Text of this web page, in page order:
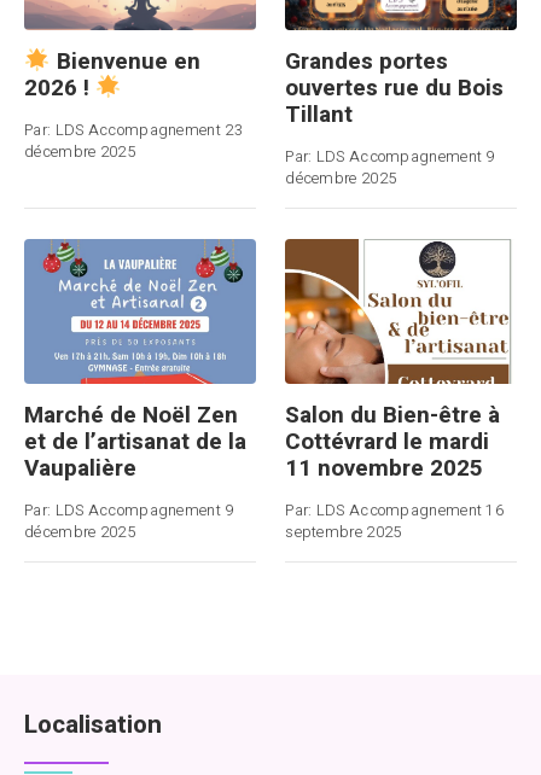
Bienvenue en
2026 !
Par: LDS Accompagnement 23
décembre 2025
Grandes portes
ouvertes rue du Bois
Tillant
Par: LDS Accompagnement 9
décembre 2025
Marché de Noël Zen
et de l’artisanat de la
Vaupalière
Par: LDS Accompagnement 9
décembre 2025
Salon du Bien-être à
Cottévrard le mardi
11 novembre 2025
Par: LDS Accompagnement16
septembre 2025
Localisation